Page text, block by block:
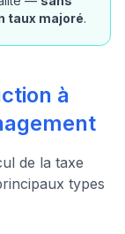
taux majoré.
à
de la taxe
types